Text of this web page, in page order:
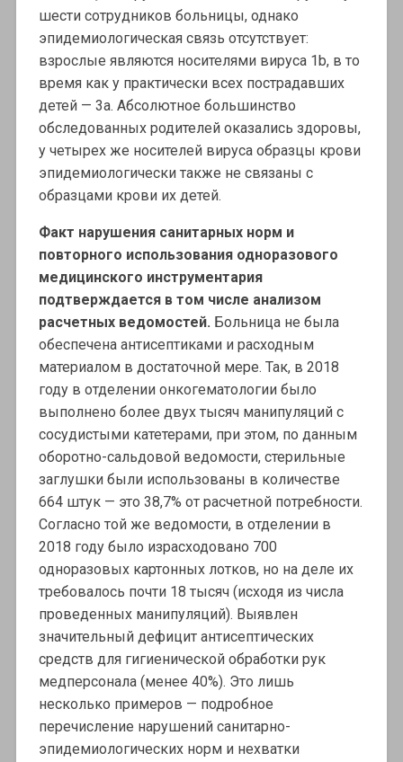
шести сотрудников больницы, однако
эпидемиологическая связь отсутствует:
взрослые являются носителями вируса 1b, в то
время как у практически всех пострадавших
детей — 3a. Абсолютное большинство
обследованных родителей оказались здоровы,
у четырех же носителей вируса образцы крови
эпидемиологически также не связаны с
образцами крови их детей.
Факт нарушения санитарных норм и
повторного использования одноразового
медицинского инструментария
подтверждается в том числе анализом
расчетных ведомостей. Больница не была
обеспечена антисептиками и расходным
материалом в достаточной мере. Так, в 2018
году в отделении онкогематологии было
выполнено более двух тысяч манипуляций с
сосудистыми катетерами, при этом, по данным
оборотно-сальдовой ведомости, стерильные
заглушки были использованы в количестве
664 штук — это 38,7% от расчетной потребности.
Согласно той же ведомости, в отделении в
2018 году было израсходовано 700
одноразовых картонных лотков, но на деле их
требовалось почти 18 тысяч (исходя из числа
проведенных манипуляций). Выявлен
значительный дефицит антисептических
средств для гигиенической обработки рук
медперсонала (менее 40%). Это лишь
несколько примеров — подробное
перечисление нарушений санитарно-
эпидемиологических норм и нехватки